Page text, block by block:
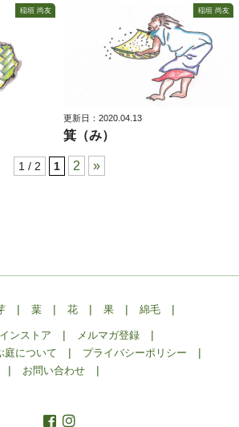
稲垣 尚友 稲垣 尚友
更新日：2020.04.13
箕（み）
1 / 2 1 2 »
| 葉| 花| 果| 綿毛|
ンストア | メルマガ登録 |
庭について | プライバシーポリシー |
| お問い合わせ |